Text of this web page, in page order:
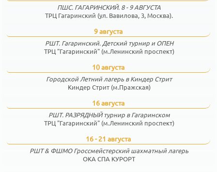
ПШС. ГАГАРИНСКИЙ. 8 - 9 АВГУСТА
ТРЦ Гагаринский (ул. Вавилова, 3, Москва).
9 августа
РШТ. Гагаринский. Детский турнир и ОПЕН
ТРЦ "Гагаринский" (м.Ленинский проспект)
10 августа
Городской Летний лагерь в Киндер Стрит
Киндер Стрит (м.Пражская)
16 августа
РШТ. РАЗРЯДНЫЙ турнир в Гагаринском
ТРЦ "Гагаринский" (м.Ленинский проспект)
16 - 21 августа
РШТ & ФШМО Гроссмейстерский шахматный лагерь
ОКА СПА КУРОРТ